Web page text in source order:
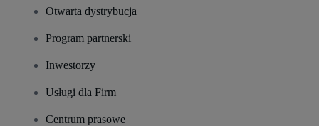
Otwarta dystrybucja
Program partnerski
Inwestorzy
Usługi dla Firm
Centrum prasowe